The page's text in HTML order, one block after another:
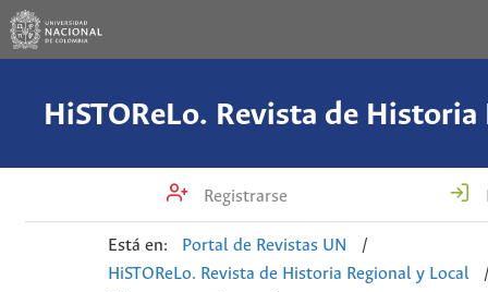
Registrarse
Está en: Portal de Revistas UN
/
HiSTOReLo. Revista de Historia Regional y Local